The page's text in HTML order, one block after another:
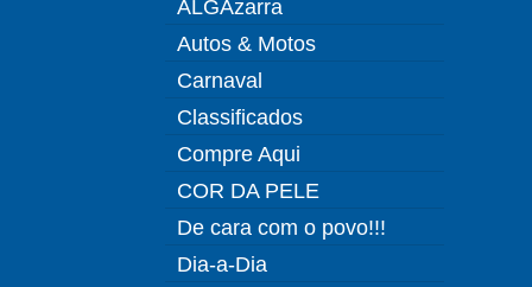
ALGAzarra
Autos & Motos
Carnaval
Classificados
Compre Aqui
COR DA PELE
De cara com o povo!!!
Dia-a-Dia